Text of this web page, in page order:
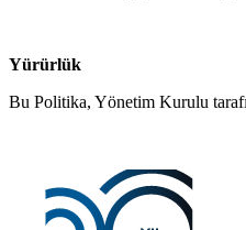
Yürürlük
Bu Politika, Yönetim Kurulu